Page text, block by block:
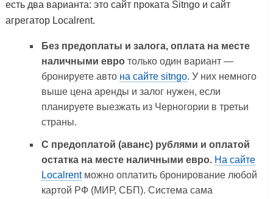
есть два варианта: это сайт проката Sitngo и сайт
агрегатор Localrent.
Без предоплаты и залога, оплата на месте
наличными евротолько один вариант —
бронируете авто на сайте sitngo. У них немного
выше цена аренды и залог нужен, если
планируете выезжать из Черногории в третьи
страны.
С предоплатой (аванс) рублями и оплатой
остатка на месте наличными евро. На сайте
Localrentможно оплатить бронирование любой
картой РФ (МИР, СБП). Система сама